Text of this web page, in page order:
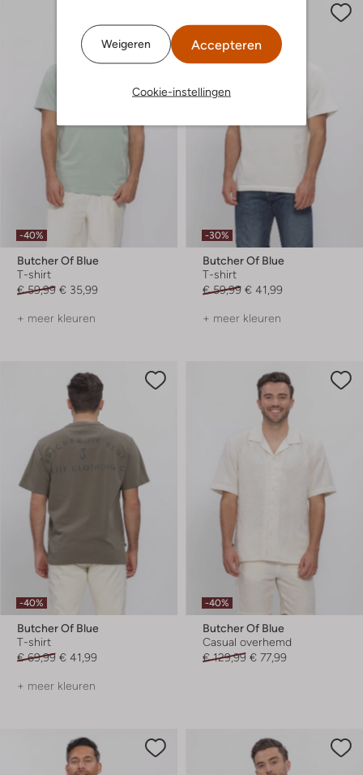
Weigeren Accepteren
Cookie-instellingen
-40%
Butcher Of Blue
T-shirt
€ 59,99 € 35,99
+ meer kleuren
-30%
Butcher Of Blue
T-shirt
€ 59,99 € 41,99
+ meer kleuren
-40%
Butcher Of Blue
T-shirt
€ 69,99 € 41,99
+ meer kleuren
-40%
Butcher Of Blue
Casual overhemd
€ 129,99 € 77,99